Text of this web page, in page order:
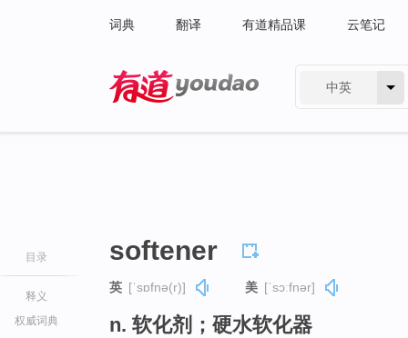
词典 翻译 有道精品课 云笔记
中英
目录
释义
权威词典
softener
英 [ˈsɒfnə(r)] 美 [ˈsɔːfnər]
n. 软化剂；硬水软化器